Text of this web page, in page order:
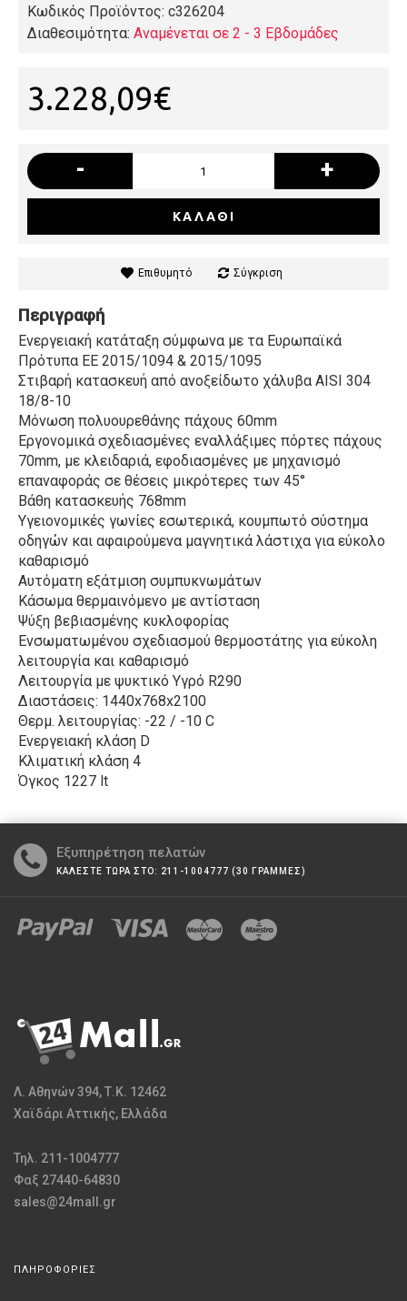
Κωδικός Προϊόντος: c326204
Διαθεσιμότητα: Αναμένεται σε 2 - 3 Εβδομάδες
3.228,09€
- +
ΚΑΛΆΘΙ
Επιθυμητό Σύγκριση
Περιγραφή
Ενεργειακή κατάταξη σύμφωνα με τα Ευρωπαϊκά
Πρότυπα ΕΕ 2015/1094 & 2015/1095
Στιβαρή κατασκευή από ανοξείδωτο χάλυβα AISI 304
18/8-10
Μόνωση πολυουρεθάνης πάχους 60mm
Εργονομικά σχεδιασμένες εναλλάξιμες πόρτες πάχους
70mm, με κλειδαριά, εφοδιασμένες με μηχανισμό
επαναφοράς σε θέσεις μικρότερες των 45°
Βάθη κατασκευής 768mm
Υγειονομικές γωνίες εσωτερικά, κουμπωτό σύστημα
οδηγών και αφαιρούμενα μαγνητικά λάστιχα για εύκολο
καθαρισμό
Αυτόματη εξάτμιση συμπυκνωμάτων
Κάσωμα θερμαινόμενο με αντίσταση
Ψύξη βεβιασμένης κυκλοφορίας
Ενσωματωμένου σχεδιασμού θερμοστάτης για εύκολη
λειτουργία και καθαρισμό
Λειτουργία με ψυκτικό Υγρό R290
Διαστάσεις: 1440x768x2100
Θερμ. λειτουργίας: -22 / -10 C
Ενεργειακή κλάση D
Κλιματική κλάση 4
Όγκος 1227 lt
Εξυπηρέτηση πελατών
ΚΑΛΕΣΤΕ ΤΩΡΑ ΣΤΟ: 211-1004777 (30 ΓΡΑΜΜΕΣ)
Λ. Αθηνών 394, Τ.Κ. 12462
Χαϊδάρι Αττικής, Ελλάδα
Τηλ. 211-1004777
Φαξ 27440-64830
sales@24mall.gr
ΠΛΗΡΟΦΟΡΙΕΣ